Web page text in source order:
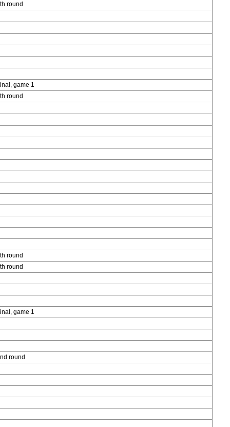
round
game 1
round
round
round
game 1
round